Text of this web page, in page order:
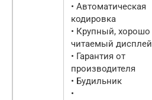
• Автоматическая
кодировка
• Крупный, хорошо
читаемый дисплей
• Гарантия от
производителя
• Будильник
•